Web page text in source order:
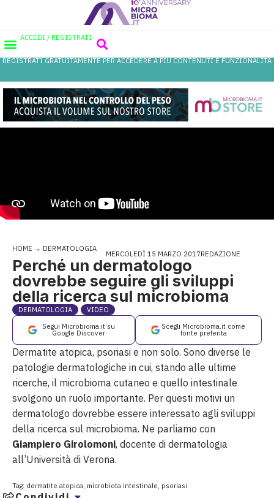
ACCEDI / REGISTRATI
REGISTRATI GRATUITAMENTE PER ACCEDERE A PIÙ CONTENUTI E FUNZIONALITÀ
HOME → DERMATOLOGIA
MERCOLEDÌ 15 MARZO 2017REDAZIONE
Perché un dermatologo
dovrebbe seguire gli sviluppi
della ricerca sul microbioma
DERMATOLOGIA
VIDEO
Segui Microbioma.it su
Google Discover
Scegli Microbioma.it come
fonte preferita
Dermatite atopica, psoriasi e non solo. Sono diverse le
patologie dermatologiche in cui, stando alle ultime
ricerche, il microbioma cutaneo e quello intestinale
svolgono un ruolo importante. Per questi motivi un
dermatologo dovrebbe essere interessato agli sviluppi
della ricerca sul microbioma. Ne parliamo con
Giampiero Girolomoni, docente di dermatologia
all’Università di Verona.
Tag: dermatite atopica, microbiota intestinale, psoriasi